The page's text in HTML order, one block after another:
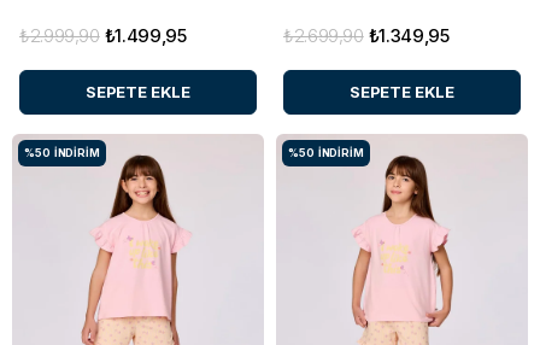
₺1.499,95
₺2.999,90
SEPETE EKLE
₺1.349,95
₺2.699,90
SEPETE EKLE
%50 İNDIRIM %50 İNDIRIM